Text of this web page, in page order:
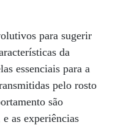
para sugerir
da
essenciais para a
pelo rosto
são
as experiências